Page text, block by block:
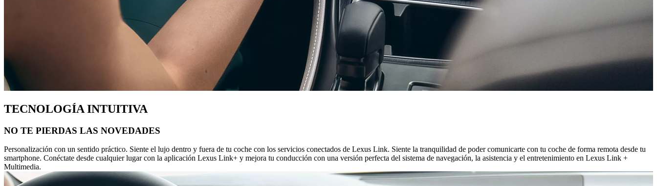
TECNOLOGÍA INTUITIVA
NO TE PIERDAS LAS NOVEDADES
Personalización con un sentido práctico. Siente el lujo dentro y fuera de tu coche con los servicios conectados de Lexus Link. Siente la tranquilidad de poder comunicarte con tu coche de forma remota desde tu
smartphone. Conéctate desde cualquier lugar con la aplicación Lexus Link+ y mejora tu conducción con una versión perfecta del sistema de navegación, la asistencia y el entretenimiento en Lexus Link +
Multimedia.